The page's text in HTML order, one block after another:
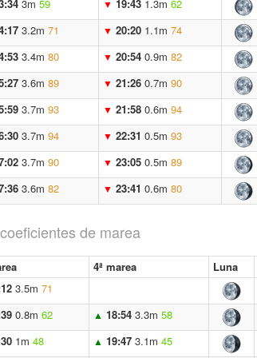
3m 59 ▼ 19:43 1.3m 62
3.2m 71 ▼ 20:20 1.1m 74
3.4m 80 ▼ 20:54 0.9m 82
3.6m 89 ▼ 21:26 0.7m 90
3.7m 93 ▼ 21:58 0.6m 94
3.7m 94 ▼ 22:31 0.5m 93
3.7m 90 ▼ 23:05 0.5m 89
3.6m 82 ▼ 23:41 0.6m 80
de marea
4ª marea
Luna
3.5m 71
0.8m 62 ▲ 18:54 3.3m 58
1m 48 ▲ 19:47 3.1m 45